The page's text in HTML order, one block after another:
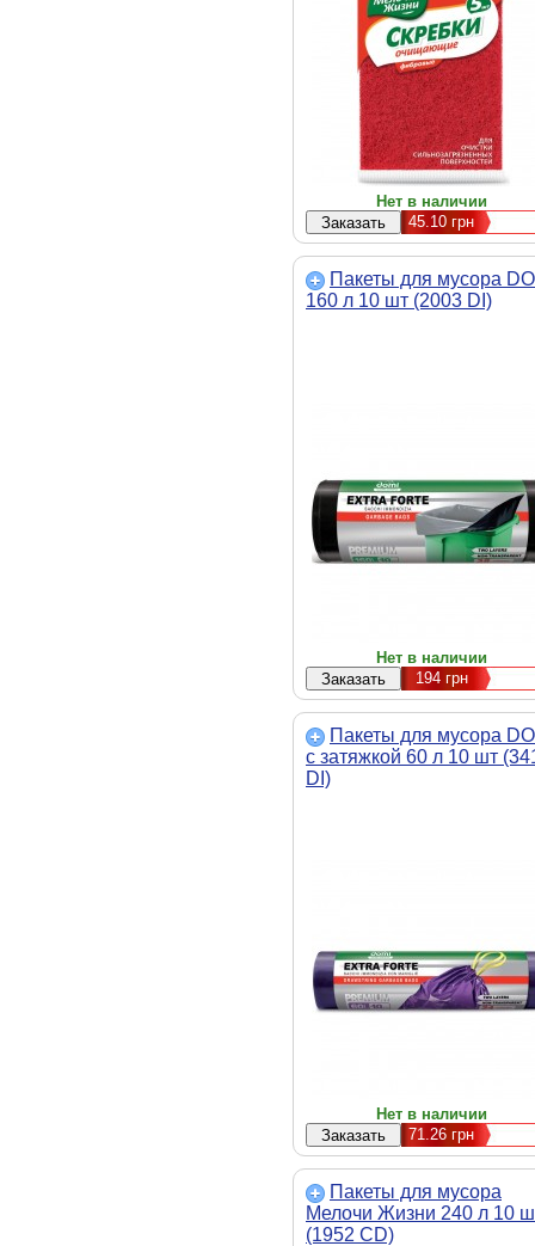
Нет в наличии
45.10 грн
Пакеты для мусора
160 л 10 шт (2003 DI)
Нет в наличии
194грн
Пакеты для мусора
с затяжкой 60 л 10 шт
DI)
Нет в наличии
71.26 грн
Пакеты для мусора
Мелочи Жизни 240 л 10
(1952 CD)